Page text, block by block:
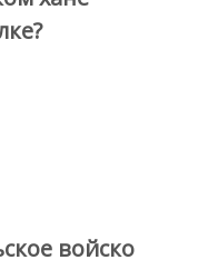
войско